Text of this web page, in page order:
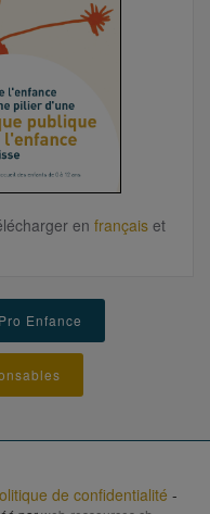
en français et
Enfance
de confidentialité -